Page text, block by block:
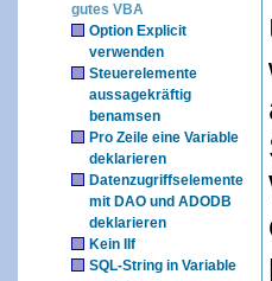
gutes VBA
Option Explicit
verwenden
Steuerelemente
aussagekräftig
benamsen
Pro Zeile eine Variable
deklarieren
Datenzugriffselemente
mit DAO und ADODB
deklarieren
Kein IIf
SQL-String in Variable